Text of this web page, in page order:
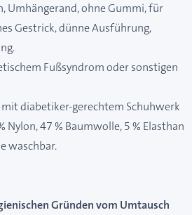
Umhängerand, ohne Gummi, für
Gestrick, dünne Ausführung,
Fußsyndrom oder sonstigen
diabetiker-gerechtem Schuhwerk
Nylon, 47 % Baumwolle, 5 % Elasthan
waschbar.
Gründen vom Umtausch